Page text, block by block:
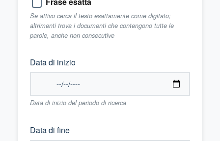
Se attivo cerca il testo esattamente come digitato;
altrimenti trova i documenti che contengono tutte le
parole, anche non consecutive
Data di inizio
Data di inizio del periodo di ricerca
Data di fine